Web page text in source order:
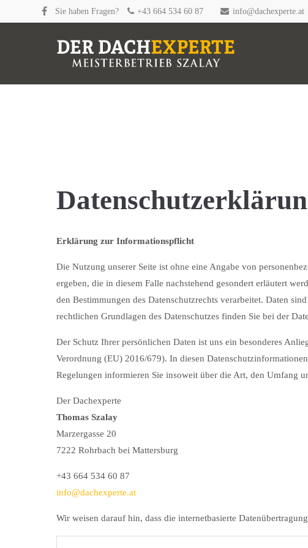
Sie haben Fragen? +43 664 534 60 87 info@dachexperte.at
Erklärung zur Informationspflicht
Die Nutzung unserer Seite ist ohne eine Angabe von
ergeben, die in diesem Falle nachstehend gesondert erläutert
den Bestimmungen des Datenschutzrechts verarbeitet. Daten
rechtlichen Grundlagen des Datenschutzes finden Sie bei der
Der Schutz Ihrer persönlichen Daten ist uns ein besonderes
Verordnung (EU) 2016/679). In diesen
Regelungen informieren Sie insoweit über die Art, den Umfang
Der Dachexperte
Thomas Szalay
Marzergasse 20
7222 Rohrbach bei Mattersburg
+43 664 534 60 87
info@dachexperte.at
Wir weisen darauf hin, dass die internetbasierte